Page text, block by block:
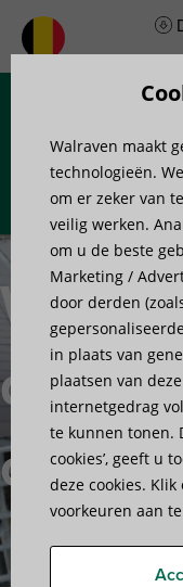
Walraven maakt
technologieën.
om er zeker van
veilig werken.
om u de beste
Marketing /
door derden
in plaats van
plaatsen van
internetgedrag
te kunnen tonen.
cookies’, geeft u
deze cookies. Klik
voorkeuren aan